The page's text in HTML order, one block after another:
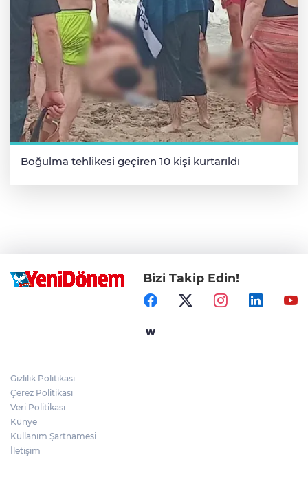
Boğulma tehlikesi geçiren 10 kişi kurtarıldı
Bizi Takip Edin!
Gizlilik Politikası
Çerez Politikası
Veri Politikası
Künye
Kullanım Şartnamesi
İletişim